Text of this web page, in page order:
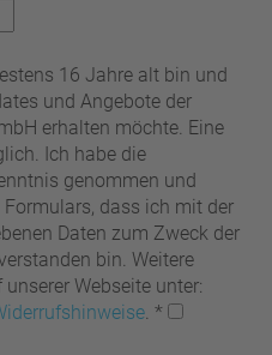
16 Jahre alt bin und
und Angebote der
erhalten möchte. Eine
Ich habe die
genommen und
dass ich mit der
Daten zum Zweck der
bin. Weitere
Webseite unter:
*